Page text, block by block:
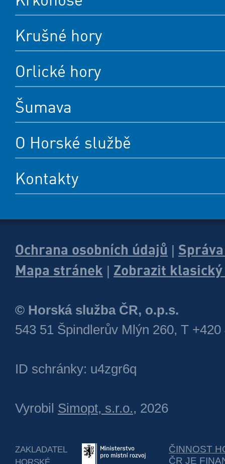
Krušné hory
Orlické hory
Šumava
O Horské službě
Kontakty
Ochrana osobních údajů
Mapa stránek
Zobrazit
© Horská služba ČR, o.p.s.
543 51 Špindlerův Mlýn 260, T +420
ID schránky: u4zgr6q
Vyrobil Simopt, s.r.o., 2026
ZAKLADATEL
HORSKÉ
ČINNOST
ČR JE